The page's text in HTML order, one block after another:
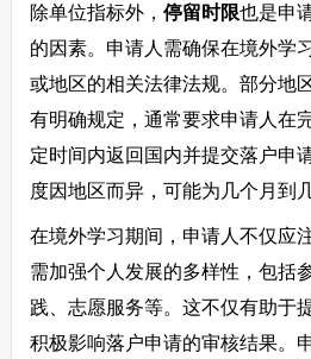
除单位指标外， 停留时限也是申
的因素。申请人需确保在境外学
或地区的相关法律法规。部分地
有明确规定，通常要求申请人在
定时间内返回国内并提交落户申
度因地区而异，可能为几个月到
在境外学习期间，申请人不仅应
需加强个人发展的多样性，包括
践、志愿服务等。这不仅有助于
积极影响落户申请的审核结果。